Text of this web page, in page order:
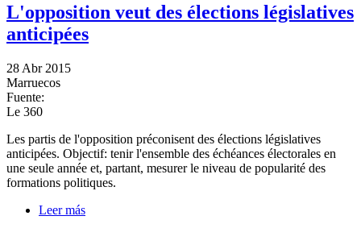
L'opposition veut des élections législatives
anticipées
28 Abr 2015
Marruecos
Fuente:
Le 360
Les partis de l'opposition préconisent des élections législatives
anticipées. Objectif: tenir l'ensemble des échéances électorales en
une seule année et, partant, mesurer le niveau de popularité des
formations politiques.
Leer más